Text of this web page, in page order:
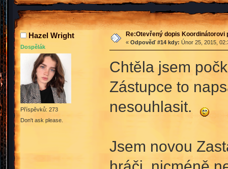
Hazel Wright
Dospělák
Příspěvků: 273
Don't ask please.
Re:Otevřený dopis Koordinátorovi
« Odpověď #14 kdy: Únor 25, 2015,
Chtěla jsem
Zástupce to
nesouhlasit.
Jsem novou